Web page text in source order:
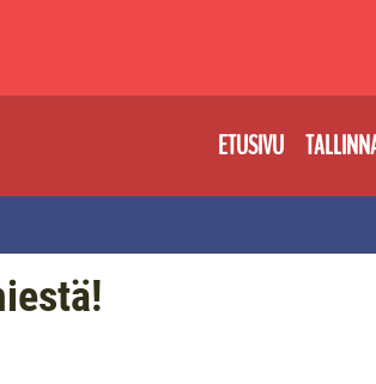
ETUSIVU